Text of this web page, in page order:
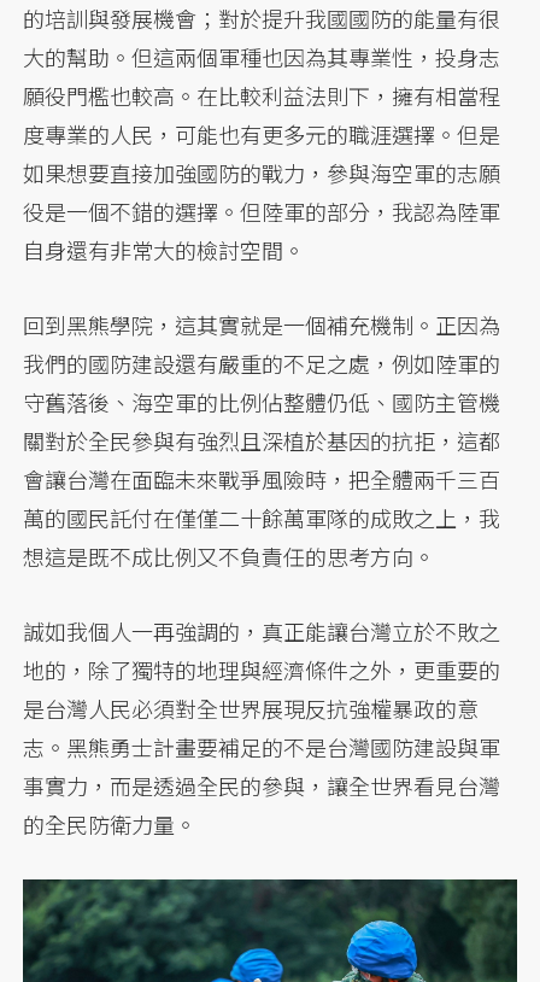
的培訓與發展機會；對於提升我國國防的能量有很
大的幫助。但這兩個軍種也因為其專業性，投身志
願役門檻也較高。在比較利益法則下，擁有相當程
度專業的人民，可能也有更多元的職涯選擇。但是
如果想要直接加強國防的戰力，參與海空軍的志願
役是一個不錯的選擇。但陸軍的部分，我認為陸軍
自身還有非常大的檢討空間。
回到黑熊學院，這其實就是一個補充機制。正因為
我們的國防建設還有嚴重的不足之處，例如陸軍的
守舊落後、海空軍的比例佔整體仍低、國防主管機
關對於全民參與有強烈且深植於基因的抗拒，這都
會讓台灣在面臨未來戰爭風險時，把全體兩千三百
萬的國民託付在僅僅二十餘萬軍隊的成敗之上，我
想這是既不成比例又不負責任的思考方向。
誠如我個人一再強調的，真正能讓台灣立於不敗之
地的，除了獨特的地理與經濟條件之外，更重要的
是台灣人民必須對全世界展現反抗強權暴政的意
志。黑熊勇士計畫要補足的不是台灣國防建設與軍
事實力，而是透過全民的參與，讓全世界看見台灣
的全民防衛力量。